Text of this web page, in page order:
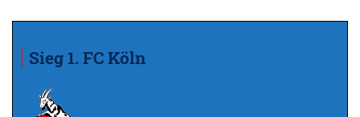
Sieg 1. FC Köln